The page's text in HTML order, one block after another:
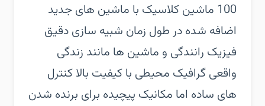
100 ماشین کلاسیک با ماشین های جدید
اضافه شده در طول زمان‏ شبیه سازی دقیق
فیزیک رانندگی و ماشین ها مانند زندگی
واقعی‏ گرافیک محیطی با کیفیت بالا‏ کنترل
های ساده اما مکانیک پیچیده برای برنده شدن